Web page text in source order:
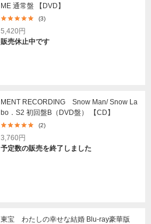
ME 通常盤 【DVD】
(3)
5,420円
販売休止中です
MENT RECORDING Snow Man/ Snow La
bo．S2 初回盤B（DVD盤） 【CD】
(2)
3,760円
予定数の販売を終了しました
東宝 わたしの幸せな結婚 Blu-ray豪華版